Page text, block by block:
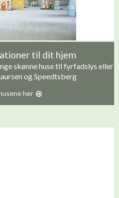
til dit hjem
skønne huse til fyrfadslys eller
og Speedtsberg
her